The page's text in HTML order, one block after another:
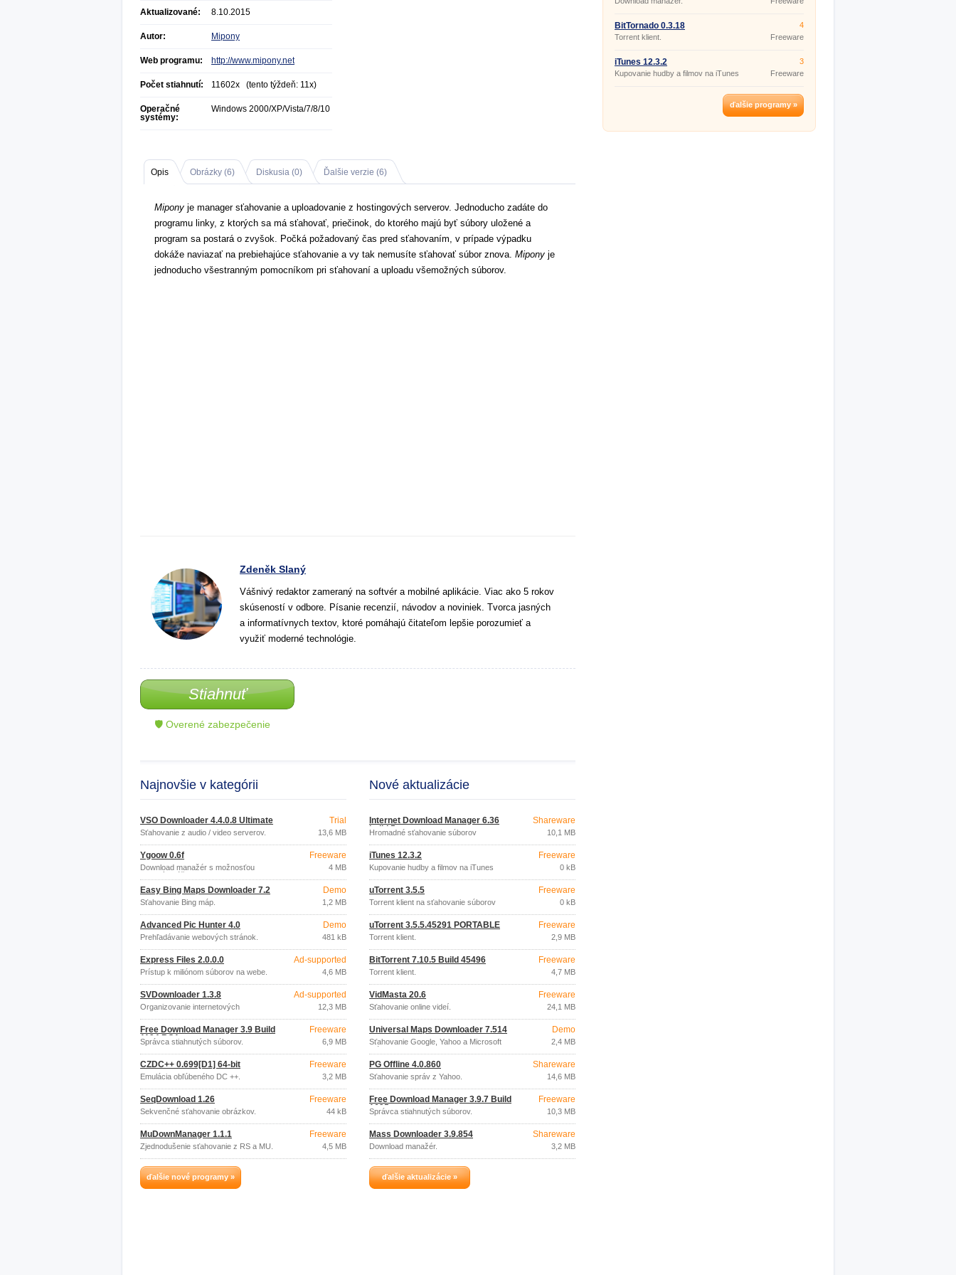
Aktualizované: 8.10.2015
Autor: Mipony
Web programu: http://www.mipony.net
Počet stiahnutí: 11602x (tento týždeň: 11x)
Operačné
systémy:
Windows 2000/XP/Vista/7/8/10
Opis Obrázky (6) Diskusia (0) Ďalšie verzie (6)
Mipony je manager sťahovanie a uploadovanie z hostingových serverov. Jednoducho zadáte do
programu linky, z ktorých sa má sťahovať, priečinok, do ktorého majú byť súbory uložené a
program sa postará o zvyšok. Počká požadovaný čas pred sťahovaním, v prípade výpadku
dokáže naviazať na prebiehajúce sťahovanie a vy tak nemusíte sťahovať súbor znova. Mipony je
jednoducho všestranným pomocníkom pri sťahovaní a uploadu všemožných súborov.
Zdeněk Slaný
Vášnivý redaktor zameraný na softvér a mobilné aplikácie. Viac ako 5 rokov
skúseností v odbore. Písanie recenzií, návodov a noviniek. Tvorca jasných
a informatívnych textov, ktoré pomáhajú čitateľom lepšie porozumieť a
využiť moderné technológie.
Stiahnuť
🛡 Overené zabezpečenie
Najnovšie v kategórii
VSO Downloader 4.4.0.8 Ultimate
Sťahovanie z audio / video serverov.
Trial
13,6 MB
Ygoow 0.6f
Download manažér s možnosťou
viacerých účtov.
Freeware
4 MB
Easy Bing Maps Downloader 7.2
Sťahovanie Bing máp.
Demo
1,2 MB
Advanced Pic Hunter 4.0
Prehľadávanie webových stránok.
Demo
481 kB
Express Files 2.0.0.0
Prístup k miliónom súborov na webe.
Ad-supported
4,6 MB
SVDownloader 1.3.8
Organizovanie internetových
Ad-supported
12,3 MB
Free Download Manager 3.9 Build
1194 RC1
Správca stiahnutých súborov.
Freeware
6,9 MB
CZDC++ 0.699[D1] 64-bit
Emulácia obľúbeného DC ++.
Freeware
3,2 MB
SeqDownload 1.26
Sekvenčné sťahovanie obrázkov.
Freeware
44 kB
MuDownManager 1.1.1
Zjednodušenie sťahovanie z RS a MU.
Freeware
4,5 MB
ďalšie nové programy »
Nové aktualizácie
Internet Download Manager 6.36
build 5
Hromadné sťahovanie súborov
Shareware
10,1 MB
iTunes 12.3.2
Kupovanie hudby a filmov na iTunes
Freeware
0 kB
uTorrent 3.5.5
Torrent klient na sťahovanie súborov
Freeware
0 kB
uTorrent 3.5.5.45291 PORTABLE
Torrent klient.
Freeware
2,9 MB
BitTorrent 7.10.5 Build 45496
Torrent klient.
Freeware
4,7 MB
VidMasta 20.6
Sťahovanie online videí.
Freeware
24,1 MB
Universal Maps Downloader 7.514
Sťahovanie Google, Yahoo a Microsoft
máp.
Demo
2,4 MB
PG Offline 4.0.860
Sťahovanie správ z Yahoo.
Shareware
14,6 MB
Free Download Manager 3.9.7 Build
1625
Správca stiahnutých súborov.
Freeware
10,3 MB
Mass Downloader 3.9.854
Download manažér.
Shareware
3,2 MB
ďalšie aktualizácie »
BitTornado 0.3.18
Torrent klient.
4
Freeware
iTunes 12.3.2
Kupovanie hudby a filmov na iTunes
3
Freeware
ďalšie programy »